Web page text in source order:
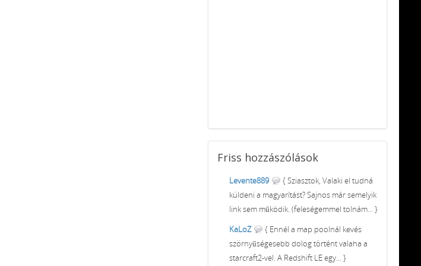
Friss hozzászólások
Levente889
{ Sziasztok, Valaki el tudná
küldeni a magyarítást? Sajnos már semelyik
link sem működik. (feleségemmel tolnám... }
KaLoZ
{ Ennél a map poolnál kevés
szörnyűségesebb dolog történt valaha a
starcraft2-vel. A Redshift LE egy... }